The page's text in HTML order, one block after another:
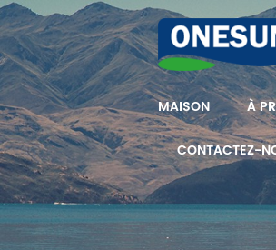
MAISON À
CONTACTEZ-